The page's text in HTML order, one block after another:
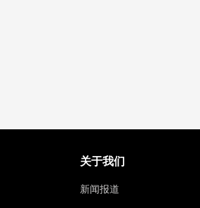
关于我们
新闻报道